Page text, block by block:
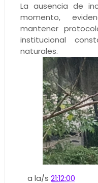
La ausencia de
momento,
mantener
institucional
naturales.
a la/s21:12:00